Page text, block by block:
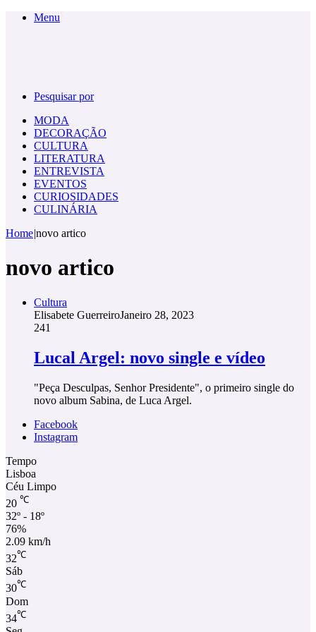
Menu
Pesquisar por
MODA
DECORAÇÃO
CULTURA
LITERATURA
ENTREVISTA
EVENTOS
CURIOSIDADES
CULINÁRIA
Home|novo artico
novo artico
Cultura
Elisabete GuerreiroJaneiro 28, 2023
241
Lucal Argel: novo single e vídeo
"Peça Desculpas, Senhor Presidente", o primeiro single do
novo album Sabina, de Luca Argel.
Facebook
Instagram
Tempo
Lisboa
Céu Limpo
20 ℃
32º - 18º
76%
2.09 km/h
32℃
Sáb
30℃
Dom
34℃